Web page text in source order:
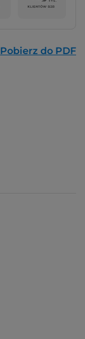
Pobierz do PDF